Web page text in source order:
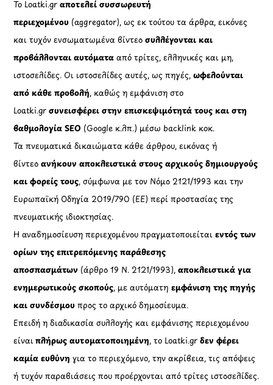
Το Loatki.grαποτελεί συσσωρευτή
περιεχομένου (aggregator), ως εκ τούτου τα άρθρα, εικόνες
και τυχόν ενσωματωμένα βίντεοσυλλέγονται και
προβάλλονται αυτόματααπό τρίτες, ελληνικές και μη,
ιστοσελίδες. Οι ιστοσελίδες αυτές, ως πηγές,ωφελούνται
από κάθε προβολή, καθώς η εμφάνιση στο
Loatki.gr συνεισφέρει στην επισκεψιμότητά τους και στη
βαθμολογία SEO (Google κ.λπ.) μέσω backlink κοκ.
Τα πνευματικά δικαιώματα κάθε άρθρου, εικόνας ή
βίντεοανήκουν αποκλειστικά στους αρχικούς δημιουργούς
και φορείς τους, σύμφωνα με τον Νόμο 2121/1993 και την
Ευρωπαϊκή Οδηγία 2019/790 (ΕΕ) περί προστασίας της
πνευματικής ιδιοκτησίας.
Η αναδημοσίευση περιεχομένου πραγματοποιείταιεντός των
ορίων της επιτρεπόμενης παράθεσης
αποσπασμάτων (άρθρο 19 Ν. 2121/1993), αποκλειστικά για
ενημερωτικούς σκοπούς, με αυτόματηεμφάνιση της πηγής
και συνδέσμου προς το αρχικό δημοσίευμα.
Επειδή η διαδικασία συλλογής και εμφάνισης περιεχομένου
είναιπλήρως αυτοματοποιημένη, το Loatki.grδεν φέρει
καμία ευθύνη για το περιεχόμενο, την ακρίβεια, τις απόψεις
ή τυχόν παραβιάσεις που προέρχονται από τρίτες ιστοσελίδες.